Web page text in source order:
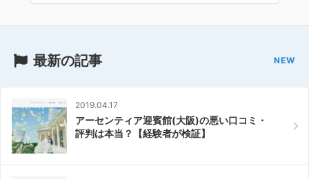
最新の記事
2019.04.17
アーセンティア迎賓館(大阪)の悪い口コミ・
評判は本当？【経験者が検証】